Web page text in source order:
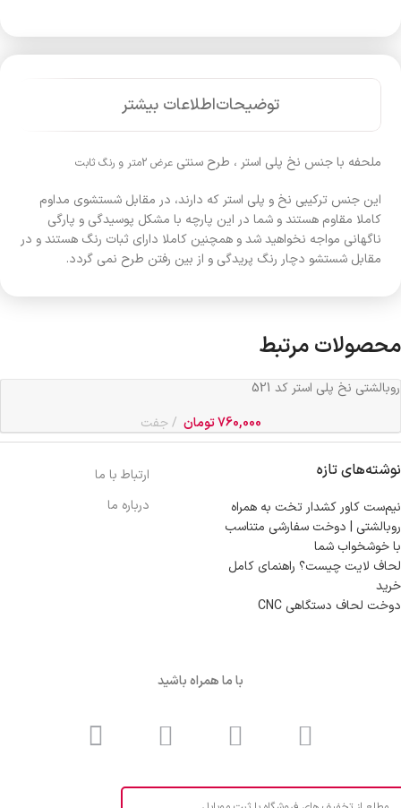
توضیحاتاطلاعات بیشتر
ملحفه با جنس نخ پلی استر ، طرح سنتی عرض 2متر و رنگ ثابت
این جنس ترکیبی نخ و پلی استر که دارند، در مقابل شستشوی مداوم
کاملا مقاوم هستند و شما در این پارچه با مشکل پوسیدگی و پارگی
ناگهانی مواجه نخواهید شد و همچنین کاملا دارای ثبات رنگ هستند و در
مقابل شستشو دچار رنگ پریدگی و از بین رفتن طرح نمی گردد.
محصولات مرتبط
روبالشتی نخ پلی استر کد 521
760,000تومان جفت
نوشته‌های تازه
نیم‌ست کاور کشدار تخت به همراه
روبالشتی | دوخت سفارشی متناسب
با خوشخواب شما
لحاف لایت چیست؟ راهنمای کامل
خرید
دوخت لحاف دستگاهی CNC
ارتباط با ما
درباره ما
با ما همراه باشید